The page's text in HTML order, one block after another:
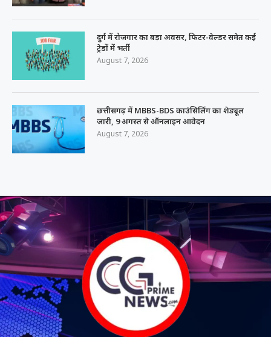
दुर्ग में रोजगार का बड़ा अवसर, फिटर-वेल्डर समेत कई
ट्रेडों में भर्ती
August 7, 2026
छत्तीसगढ़ में MBBS-BDS काउंसिलिंग का शेड्यूल
जारी, 9 अगस्त से ऑनलाइन आवेदन
August 7, 2026